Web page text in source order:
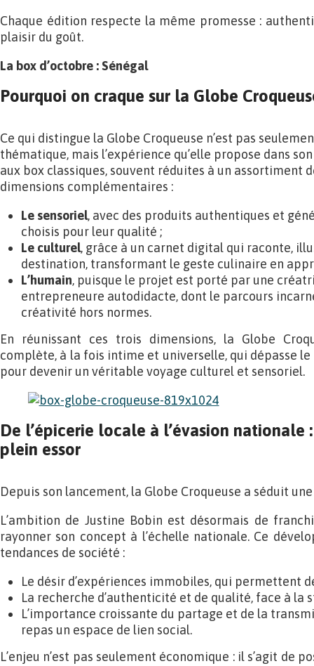
Chaque édition respecte la même promesse :
plaisir du goût.
La box d’octobre : Sénégal
Pourquoi on craque sur la Globe
Ce qui distingue la Globe Croqueuse n’est pas
thématique, mais l’expérience qu’elle propose dans
aux box classiques, souvent réduites à un assortiment
dimensions complémentaires :
Le sensoriel, avec des produits authentiques et
choisis pour leur qualité ;
Le culturel, grâce à un carnet digital qui raconte,
destination, transformant le geste culinaire en
L’humain, puisque le projet est porté par une
entrepreneure autodidacte, dont le parcours
créativité hors normes.
En réunissant ces trois dimensions, la Globe
complète, à la fois intime et universelle, qui dépasse
pour devenir un véritable voyage culturel et sensoriel.
De l’épicerie locale à l’évasion nationale
plein essor
Depuis son lancement, la Globe Croqueuse a séduit
L’ambition de Justine Bobin est désormais de
rayonner son concept à l’échelle nationale. Ce
tendances de société :
Le désir d’expériences immobiles, qui permettent
La recherche d’authenticité et de qualité, face à la
L’importance croissante du partage et de la
repas un espace de lien social.
L’enjeu n’est pas seulement économique : il s’agit de